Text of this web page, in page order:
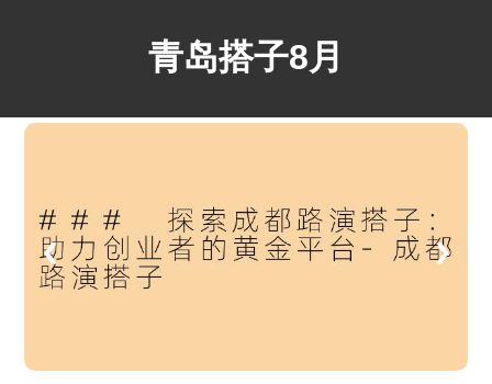
青岛搭子8月
❮ ❯